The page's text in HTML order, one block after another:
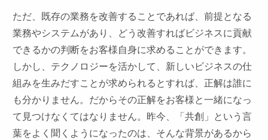
ただ、既存の業務を改善することであれば、前提となる
業務やシステムがあり、どう改善すればビジネスに貢献
できるかの判断をお客様自身に求めることができます。
しかし、テクノロジーを活かして、新しいビジネスの仕
組みを生みだすことが求められるとすれば、正解は誰に
も分かりません。だからその正解をお客様と一緒になっ
て見つけなくてはなりません。昨今、「共創」という言
葉をよく聞くようになったのは、そんな背景があるから